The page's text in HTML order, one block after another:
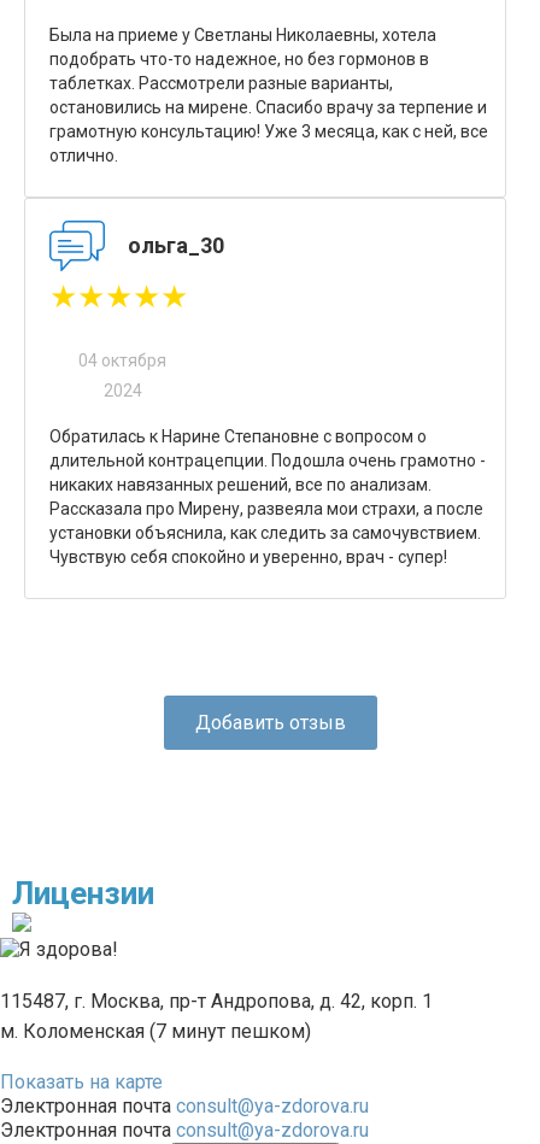
Была на приеме у Светланы Николаевны, хотела
подобрать что-то надежное, но без гормонов в
таблетках. Рассмотрели разные варианты,
остановились на мирене. Спасибо врачу за терпение и
грамотную консультацию! Уже 3 месяца, как с ней, все
отлично.
ольга_30
★★★★★
04 октября
2024
Обратилась к Нарине Степановне с вопросом о
длительной контрацепции. Подошла очень грамотно -
никаких навязанных решений, все по анализам.
Рассказала про Мирену, развеяла мои страхи, а после
установки объяснила, как следить за самочувствием.
Чувствую себя спокойно и уверенно, врач - супер!
Добавить отзыв
Лицензии
115487, г. Москва, пр-т Андропова, д. 42, корп. 1
м. Коломенская (7 минут пешком)
Показать на карте
Электронная почта consult@ya-zdorova.ru
Электронная почта consult@ya-zdorova.ru